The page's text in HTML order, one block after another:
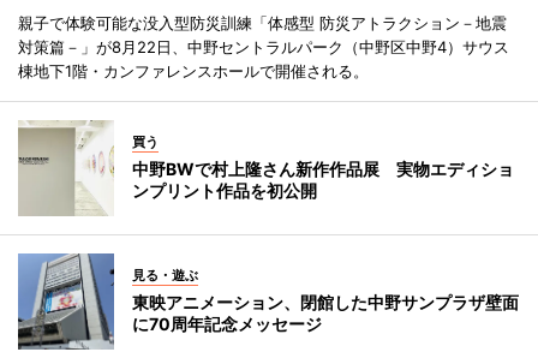
親子で体験可能な没入型防災訓練「体感型 防災アトラクション－地震
対策篇－」が8月22日、中野セントラルパーク（中野区中野4）サウス
棟地下1階・カンファレンスホールで開催される。
買う
中野BWで村上隆さん新作作品展 実物エディショ
ンプリント作品を初公開
見る・遊ぶ
東映アニメーション、閉館した中野サンプラザ壁面
に70周年記念メッセージ